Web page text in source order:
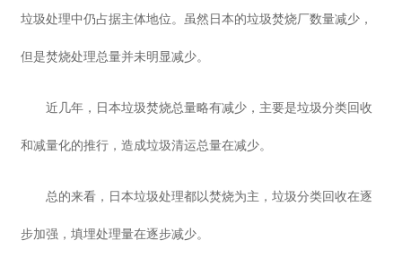
垃圾处理中仍占据主体地位。虽然日本的垃圾焚烧厂数量减少，
但是焚烧处理总量并未明显减少。
近几年，日本垃圾焚烧总量略有减少，主要是垃圾分类回收
和减量化的推行，造成垃圾清运总量在减少。
总的来看，日本垃圾处理都以焚烧为主，垃圾分类回收在逐
步加强，填埋处理量在逐步减少。